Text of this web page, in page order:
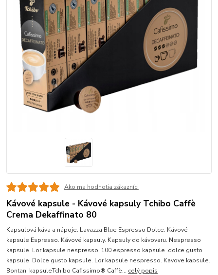
Ako ma hodnotia zákazníci
Kávové kapsule - Kávové kapsuly Tchibo Caffè
Crema Dekaffinato 80
Kapsulová káva a nápoje. Lavazza Blue Espresso Dolce. Kávové
kapsule Espresso. Kávové kapsuly. Kapsuly do kávovaru. Nespresso
kapsule. Lor kapsule nespresso. 100 espresso kapsule .dolce gusto
kapsule. Dolce gusto kapsule. Lor kapsule nespresso. Kavove kapsule.
Bontani kapsuleTchibo Cafissimo® Caffè... celý popis